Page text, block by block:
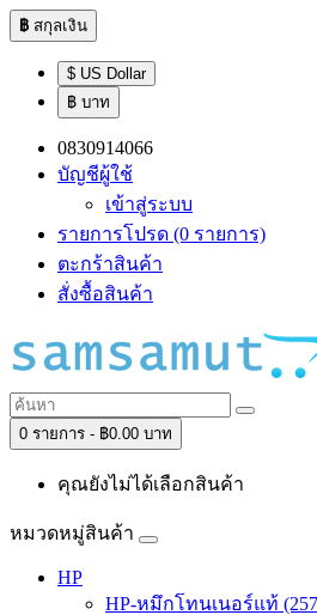
฿ สกุลเงิน
$ US Dollar
฿ บาท
0830914066
บัญชีผู้ใช้
เข้าสู่ระบบ
รายการโปรด (0 รายการ)
ตะกร้าสินค้า
สั่งซื้อสินค้า
0 รายการ - ฿0.00 บาท
คุณยังไม่ได้เลือกสินค้า
หมวดหมู่สินค้า
HP
HP-หมึกโทนเนอร์แท้